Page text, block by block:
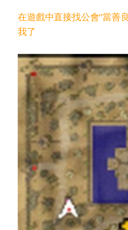
在遊戲中直接找公會"當善
我了